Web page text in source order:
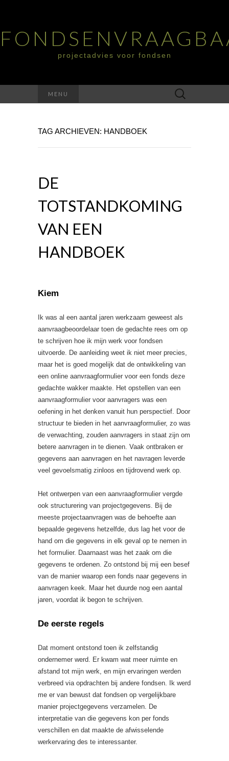
projectadvies voor fondsen
MENU
Zoeken
naar:
TAG ARCHIEVEN: HANDBOEK
DE
TOTSTANDKOMING
VAN EEN
HANDBOEK
Kiem
Ik was al een aantal jaren werkzaam geweest als
aanvraagbeoordelaar toen de gedachte rees om op
te schrijven hoe ik mijn werk voor fondsen
uitvoerde. De aanleiding weet ik niet meer precies,
maar het is goed mogelijk dat de ontwikkeling van
een online aanvraagformulier voor een fonds deze
gedachte wakker maakte. Het opstellen van een
aanvraagformulier voor aanvragers was een
oefening in het denken vanuit hun perspectief. Door
structuur te bieden in het aanvraagformulier, zo was
de verwachting, zouden aanvragers in staat zijn om
betere aanvragen in te dienen. Vaak ontbraken er
gegevens aan aanvragen en het navragen leverde
veel gevoelsmatig zinloos en tijdrovend werk op.
Het ontwerpen van een aanvraagformulier vergde
ook structurering van projectgegevens. Bij de
meeste projectaanvragen was de behoefte aan
bepaalde gegevens hetzelfde, dus lag het voor de
hand om die gegevens in elk geval op te nemen in
het formulier. Daarnaast was het zaak om die
gegevens te ordenen. Zo ontstond bij mij een besef
van de manier waarop een fonds naar gegevens in
aanvragen keek. Maar het duurde nog een aantal
jaren, voordat ik begon te schrijven.
De eerste regels
Dat moment ontstond toen ik zelfstandig
ondernemer werd. Er kwam wat meer ruimte en
afstand tot mijn werk, en mijn ervaringen werden
verbreed via opdrachten bij andere fondsen. Ik werd
me er van bewust dat fondsen op vergelijkbare
manier projectgegevens verzamelen. De
interpretatie van die gegevens kon per fonds
verschillen en dat maakte de afwisselende
werkervaring des te interessanter.